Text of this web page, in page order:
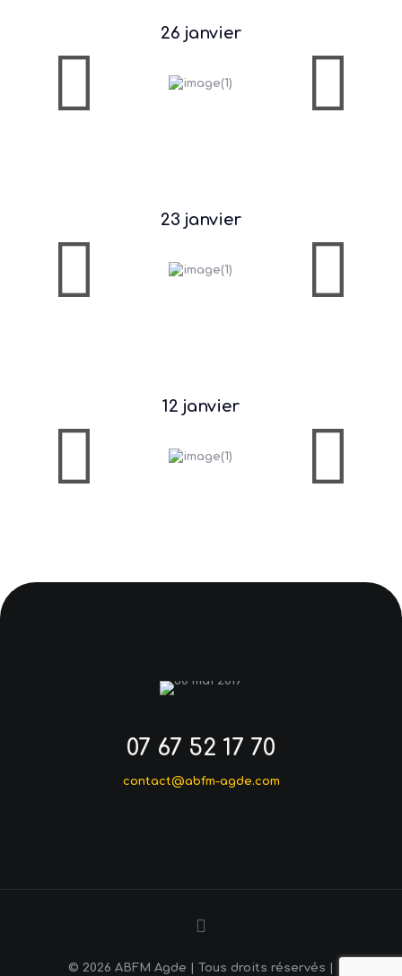
26 janvier
23 janvier
12 janvier
07 67 52 17 70
contact@abfm-agde.com
© 2026 ABFM Agde | Tous droits réservés |